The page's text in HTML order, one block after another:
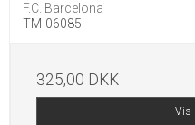
F.C. Barcelona
TM-06085
325,00 DKK
Vis